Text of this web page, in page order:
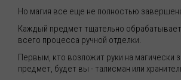
Но магия все еще не полностью
Каждый предмет тщательно
всего процесса ручной отделки.
Первым, кто возложит руки на магически
предмет, будет вы - талисман или